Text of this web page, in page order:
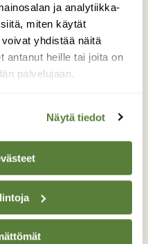
ja analytiikka-
miten käytät
yhdistää näitä
antanut heille tai joita on
palvelujaan.
Näytä tiedot
miten kauniisti
kuvavastui
Heikinjärvi, Perho